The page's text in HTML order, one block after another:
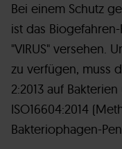
Bei einem Schutz
ist das
"VIRUS" versehen.
zu verfügen, muss
2:2013 auf
ISO16604:2014
Bakteriophagen-